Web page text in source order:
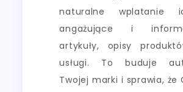
naturalne wplatanie
angażujące i
artykuły, opisy
usługi. To buduje
Twojej marki i sprawia, że